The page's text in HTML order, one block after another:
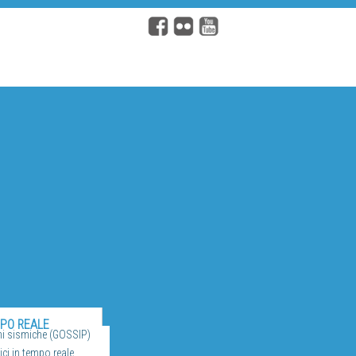
REALE
sismiche (GOSSIP)
in tempo reale